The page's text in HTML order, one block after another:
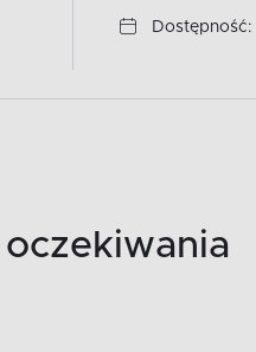
Dostępność: